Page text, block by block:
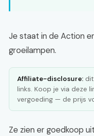
Je staat in de Action
groeilampen.
Affiliate-disclosure:
links. Koop je via deze
vergoeding — de prijs
Ze zien er goedkoop